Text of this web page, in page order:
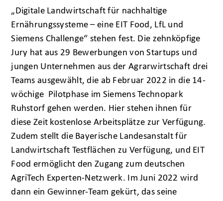
„Digitale Landwirtschaft für nachhaltige
Ernährungssysteme – eine EIT Food, LfL und
Siemens Challenge“ stehen fest. Die zehnköpfige
Jury hat aus 29 Bewerbungen von Startups und
jungen Unternehmen aus der Agrarwirtschaft drei
Teams ausgewählt, die ab Februar 2022 in die 14-
wöchige Pilotphase im Siemens Technopark
Ruhstorf gehen werden. Hier stehen ihnen für
diese Zeit kostenlose Arbeitsplätze zur Verfügung.
Zudem stellt die Bayerische Landesanstalt für
Landwirtschaft Testflächen zu Verfügung, und EIT
Food ermöglicht den Zugang zum deutschen
AgriTech Experten-Netzwerk. Im Juni 2022 wird
dann ein Gewinner-Team gekürt, das seine